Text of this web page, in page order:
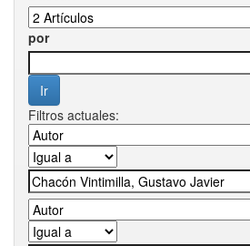
por
Filtros actuales: